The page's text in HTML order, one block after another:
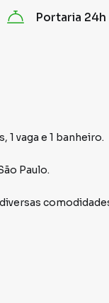
Portaria 24h
1 vaga e 1 banheiro.
Paulo.